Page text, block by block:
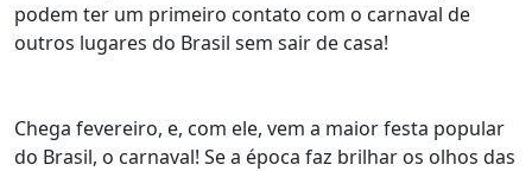
podem ter um primeiro contato com o carnaval de
outros lugares do Brasil sem sair de casa!
Chega fevereiro, e, com ele, vem a maior festa popular
do Brasil, o carnaval! Se a época faz brilhar os olhos das